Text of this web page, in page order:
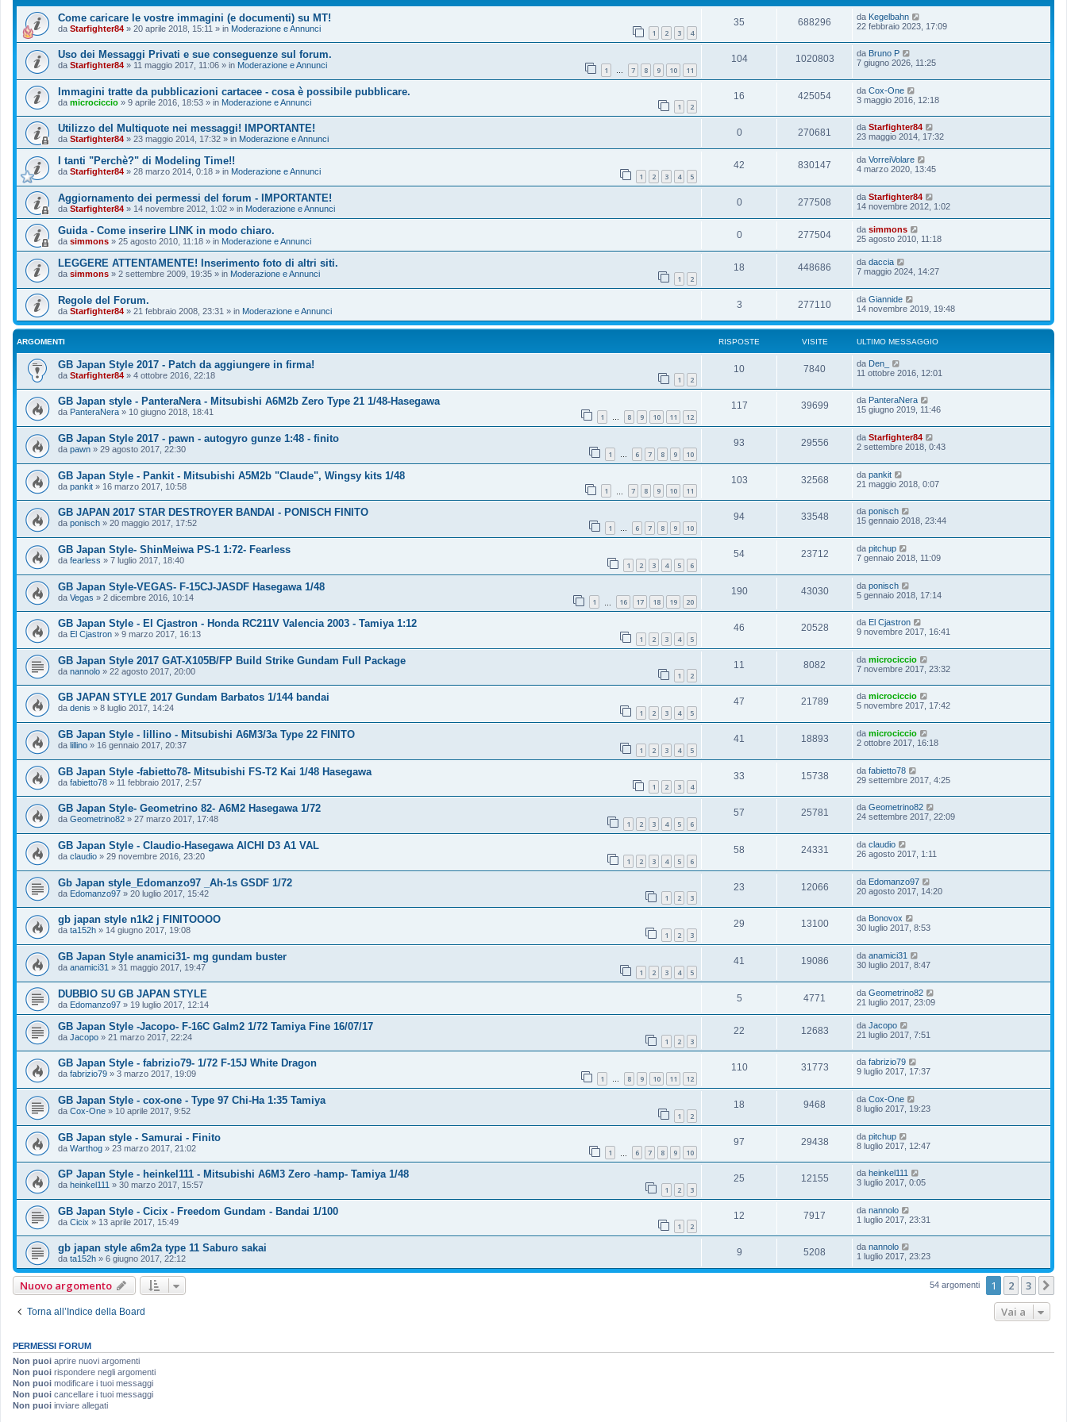
Come caricare le vostre immagini (e documenti) su MT!
da Starfighter84 » 20 aprile 2018, 15:11 » in Moderazione e Annunci 1 2 3 4
35 688296 da Kegelbahn
22 febbraio 2023, 17:09
Uso dei Messaggi Privati e sue conseguenze sul forum.
da Starfighter84 » 11 maggio 2017, 11:06 » in Moderazione e Annunci 1 … 7 8 9 10 11
104 1020803 da Bruno P
7 giugno 2026, 11:25
Immagini tratte da pubblicazioni cartacee - cosa è possibile pubblicare.
da microciccio » 9 aprile 2016, 18:53 » in Moderazione e Annunci 1 2
16 425054 da Cox-One
3 maggio 2016, 12:18
Utilizzo del Multiquote nei messaggi! IMPORTANTE!
da Starfighter84 » 23 maggio 2014, 17:32 » in Moderazione e Annunci
0 270681 da Starfighter84
23 maggio 2014, 17:32
I tanti "Perchè?" di Modeling Time!!
da Starfighter84 » 28 marzo 2014, 0:18 » in Moderazione e Annunci 1 2 3 4 5
42 830147 da VorreiVolare
4 marzo 2020, 13:45
Aggiornamento dei permessi del forum - IMPORTANTE!
da Starfighter84 » 14 novembre 2012, 1:02 » in Moderazione e Annunci
0 277508 da Starfighter84
14 novembre 2012, 1:02
Guida - Come inserire LINK in modo chiaro.
da simmons » 25 agosto 2010, 11:18 » in Moderazione e Annunci
0 277504 da simmons
25 agosto 2010, 11:18
LEGGERE ATTENTAMENTE! Inserimento foto di altri siti.
da simmons » 2 settembre 2009, 19:35 » in Moderazione e Annunci 1 2
18 448686 da daccia
7 maggio 2024, 14:27
Regole del Forum.
da Starfighter84 » 21 febbraio 2008, 23:31 » in Moderazione e Annunci
3 277110 da Giannide
14 novembre 2019, 19:48
ARGOMENTI RISPOSTE VISITE ULTIMO MESSAGGIO
GB Japan Style 2017 - Patch da aggiungere in firma!
da Starfighter84 » 4 ottobre 2016, 22:18 1 2
10 7840 da Den_
11 ottobre 2016, 12:01
GB Japan style - PanteraNera - Mitsubishi A6M2b Zero Type 21 1/48-Hasegawa
da PanteraNera » 10 giugno 2018, 18:41 1 … 8 9 10 11 12
117 39699 da PanteraNera
15 giugno 2019, 11:46
GB Japan Style 2017 - pawn - autogyro gunze 1:48 - finito
da pawn » 29 agosto 2017, 22:30 1 … 6 7 8 9 10
93 29556 da Starfighter84
2 settembre 2018, 0:43
GB Japan Style - Pankit - Mitsubishi A5M2b "Claude", Wingsy kits 1/48
da pankit » 16 marzo 2017, 10:58 1 7 8 9 10 11
103 32568 da pankit
21 maggio 2018, 0:07
GB JAPAN 2017 STAR DESTROYER BANDAI - PONISCH FINITO
da ponisch » 20 maggio 2017, 17:52 1 … 6 7 8 9 10
94 33548 da ponisch
15 gennaio 2018, 23:44
GB Japan Style- ShinMeiwa PS-1 1:72- Fearless
da fearless » 7 luglio 2017, 18:40 1 2 3 4 5 6
54 23712 da pitchup
7 gennaio 2018, 11:09
GB Japan Style-VEGAS- F-15CJ-JASDF Hasegawa 1/48
da Vegas » 2 dicembre 2016, 10:14 1 16 17 18 19 20
190 43030 da ponisch
5 gennaio 2018, 17:14
GB Japan Style - El Cjastron - Honda RC211V Valencia 2003 - Tamiya 1:12
da El Cjastron » 9 marzo 2017, 16:13 1 2 3 4 5
46 20528 da El Cjastron
9 novembre 2017, 16:41
GB Japan Style 2017 GAT-X105B/FP Build Strike Gundam Full Package
da nannolo » 22 agosto 2017, 20:00 1 2
11 8082 da microciccio
7 novembre 2017, 23:32
GB JAPAN STYLE 2017 Gundam Barbatos 1/144 bandai
da denis » 8 luglio 2017, 14:24 1 2 3 4 5
47 21789 da microciccio
5 novembre 2017, 17:42
GB Japan Style - lillino - Mitsubishi A6M3/3a Type 22 FINITO
da lillino » 16 gennaio 2017, 20:37 1 2 3 4 5
41 18893 da microciccio
2 ottobre 2017, 16:18
GB Japan Style -fabietto78- Mitsubishi FS-T2 Kai 1/48 Hasegawa
da fabietto78 » 11 febbraio 2017, 2:57 1 2 3 4
33 15738 da fabietto78
29 settembre 2017, 4:25
GB Japan Style- Geometrino 82- A6M2 Hasegawa 1/72
da Geometrino82 » 27 marzo 2017, 17:48 1 2 3 4 5 6
57 25781 da Geometrino82
24 settembre 2017, 22:09
GB Japan Style - Claudio-Hasegawa AICHI D3 A1 VAL
da claudio » 29 novembre 2016, 23:20 1 2 3 4 5 6
58 24331 da claudio
26 agosto 2017, 1:11
Gb Japan style_Edomanzo97 _Ah-1s GSDF 1/72
da Edomanzo97 » 20 luglio 2017, 15:42 1 2 3
23 12066 da Edomanzo97
20 agosto 2017, 14:20
gb japan style n1k2 j FINITOOOO
da ta152h » 14 giugno 2017, 19:08 1 2 3
29 13100 da Bonovox
30 luglio 2017, 8:53
GB Japan Style anamici31- mg gundam buster
da anamici31 » 31 maggio 2017, 19:47 1 2 3 4 5
41 19086 da anamici31
30 luglio 2017, 8:47
DUBBIO SU GB JAPAN STYLE
da Edomanzo97 » 19 luglio 2017, 12:14
5 4771 da Geometrino82
21 luglio 2017, 23:09
GB Japan Style -Jacopo- F-16C Galm2 1/72 Tamiya Fine 16/07/17
da Jacopo » 21 marzo 2017, 22:24 1 2 3
22 12683 da Jacopo
21 luglio 2017, 7:51
GB Japan Style - fabrizio79- 1/72 F-15J White Dragon
da fabrizio79 » 3 marzo 2017, 19:09 1 … 8 9 10 11 12
110 31773 da fabrizio79
9 luglio 2017, 17:37
GB Japan Style - cox-one - Type 97 Chi-Ha 1:35 Tamiya
da Cox-One » 10 aprile 2017, 9:52 1 2
18 9468 da Cox-One
8 luglio 2017, 19:23
GB Japan style - Samurai - Finito
da Warthog » 23 marzo 2017, 21:02 1 6 7 8 9 10
97 29438 da pitchup
8 luglio 2017, 12:47
GP Japan Style - heinkel111 - Mitsubishi A6M3 Zero -hamp- Tamiya 1/48
da heinkel111 » 30 marzo 2017, 15:57 1 2 3
25 12155 da heinkel111
3 luglio 2017, 0:05
GB Japan Style - Cicix - Freedom Gundam - Bandai 1/100
da Cicix » 13 aprile 2017, 15:49 1 2
12 7917 da nannolo
1 luglio 2017, 23:31
gb japan style a6m2a type 11 Saburo sakai
da ta152h » 6 giugno 2017, 22:12
9 5208 da nannolo
1 luglio 2017, 23:23
Nuovo argomento 54 argomenti 1 2 3
Torna all’Indice della Board Vai a
PERMESSI FORUM
Non puoi aprire nuovi argomenti
Non puoi rispondere negli argomenti
Non puoi modificare i tuoi messaggi
Non puoi cancellare i tuoi messaggi
Non puoi inviare allegati